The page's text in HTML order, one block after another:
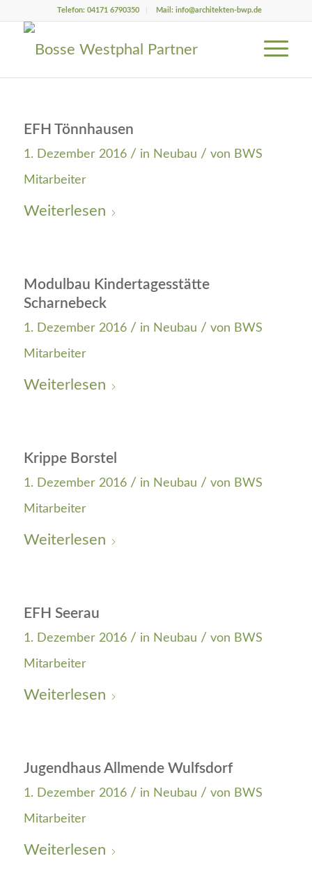
Telefon: 04171 6790350 Mail: info@architekten-bwp.de
EFH Tönnhausen
1. Dezember 2016 / in Neubau / von BWS
Mitarbeiter
Weiterlesen
Modulbau Kindertagesstätte
Scharnebeck
1. Dezember 2016 / in Neubau / von BWS
Mitarbeiter
Weiterlesen
Krippe Borstel
1. Dezember 2016 / in Neubau / von BWS
Mitarbeiter
Weiterlesen
EFH Seerau
1. Dezember 2016 / in Neubau / von BWS
Mitarbeiter
Weiterlesen
Jugendhaus Allmende Wulfsdorf
1. Dezember 2016 / in Neubau / von BWS
Mitarbeiter
Weiterlesen